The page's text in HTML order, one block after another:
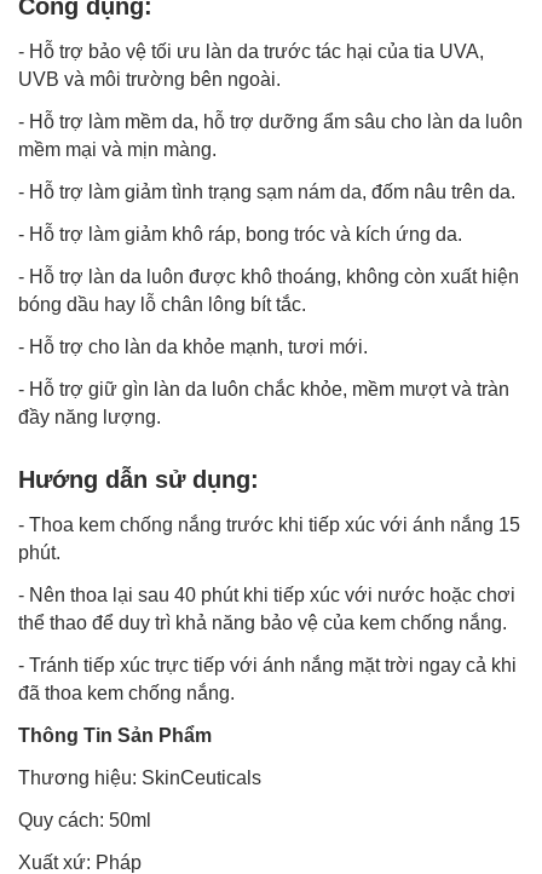
Công dụng:
- Hỗ trợ bảo vệ tối ưu làn da trước tác hại của tia UVA,
UVB và môi trường bên ngoài.
- Hỗ trợ làm mềm da, hỗ trợ dưỡng ẩm sâu cho làn da luôn
mềm mại và mịn màng.
- Hỗ trợ làm giảm tình trạng sạm nám da, đốm nâu trên da.
- Hỗ trợ làm giảm khô ráp, bong tróc và kích ứng da.
- Hỗ trợ làn da luôn được khô thoáng, không còn xuất hiện
bóng dầu hay lỗ chân lông bít tắc.
- Hỗ trợ cho làn da khỏe mạnh, tươi mới.
- Hỗ trợ giữ gìn làn da luôn chắc khỏe, mềm mượt và tràn
đầy năng lượng.
Hướng dẫn sử dụng:
- Thoa kem chống nắng trước khi tiếp xúc với ánh nắng 15
phút.
- Nên thoa lại sau 40 phút khi tiếp xúc với nước hoặc chơi
thể thao để duy trì khả năng bảo vệ của kem chống nắng.
- Tránh tiếp xúc trực tiếp với ánh nắng mặt trời ngay cả khi
đã thoa kem chống nắng.
Thông Tin Sản Phẩm
Thương hiệu: SkinCeuticals
Quy cách: 50ml
Xuất xứ: Pháp